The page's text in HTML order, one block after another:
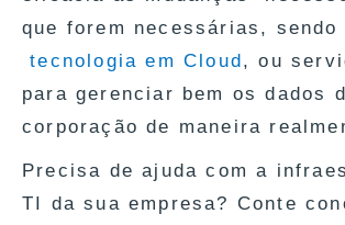
que forem necessárias, sendo
tecnologia em Cloud, ou
para gerenciar bem os dados
corporação de maneira
Precisa de ajuda com a
TI da sua empresa? Conte